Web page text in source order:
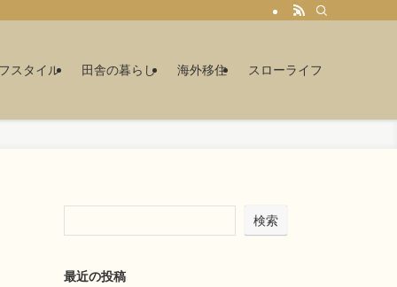
スタイル 田舎の暮らし 海外移住 スローライフ
検索
最近の投稿